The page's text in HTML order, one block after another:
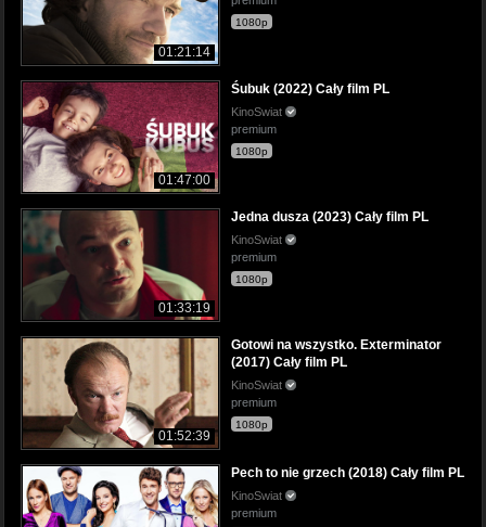
01:21:14
1080p
01:47:00
Śubuk (2022) Cały film PL
KinoSwiat
premium
1080p
01:33:19
Jedna dusza (2023) Cały film PL
KinoSwiat
premium
1080p
01:52:39
Gotowi na wszystko. Exterminator
(2017) Cały film PL
KinoSwiat
premium
1080p
Pech to nie grzech (2018) Cały film PL
KinoSwiat
premium